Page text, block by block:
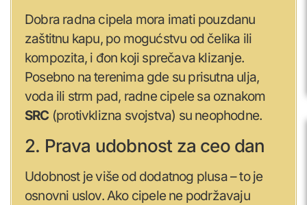
Dobra radna cipela mora imati pouzdanu
zaštitnu kapu, po mogućstvu od čelika ili
kompozita, i đon koji sprečava klizanje.
Posebno na terenima gde su prisutna ulja,
voda ili strm pad, radne cipele sa oznakom
SRC(protivklizna svojstva) su neophodne.
2. Prava udobnost za ceo dan
Udobnost je više od dodatnog plusa – to je
osnovni uslov. Ako cipele ne podržavaju